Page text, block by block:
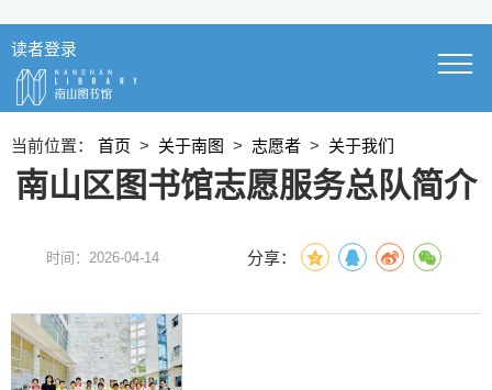
读者登录
当前位置： 首页 > 关于南图 > 志愿者 > 关于我们
南山区图书馆志愿服务总队简介
时间：2026-04-14 分享：